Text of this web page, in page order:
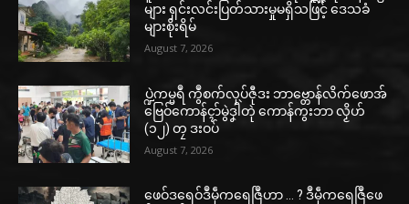
များ ရှင်းလင်းပြတ်သားမှုမရှိသဖြင့် ဒေသခံ
များစိုးရိမ်
August 7, 2026
ပ္ဍဲကမ္မရဳ ကွဳစက်လုပ်ဇီုဒး ဘာဗ္တောန်လိက်ဖောအ်
ဗြေဝ်ကောန်ၚာ်မွဲဒၞါဲတုဲ ကောန်ကွးဘာ လၟိဟ်
(၁၂) တၠ ဒးဝပ်
August 7, 2026
ဖေဝ်ဒရေဝ်ဒဳမဵုကရေဇြဳဟာ … ? ဒဳမဵုကရေဇြဳဖေ